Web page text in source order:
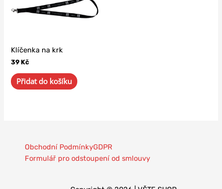
Klíčenka na krk
39Kč
Přidat do košíku
Obchodní PodmínkyGDPR
Formulář pro odstoupení od smlouvy